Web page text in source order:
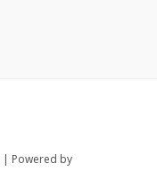
| Powered by